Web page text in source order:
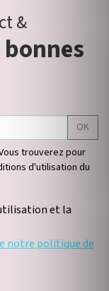
&
OK
trouverez pour
d'utilisation du
et la
notre politique de